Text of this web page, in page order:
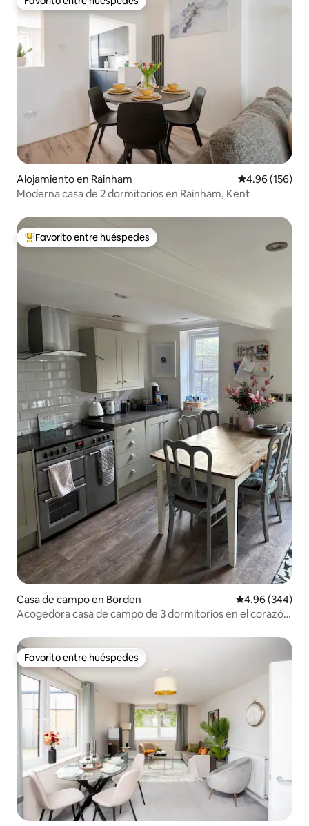
Favorito entre huéspedes
Alojamiento en Rainham Calificación
4.96 (156)
Moderna casa de 2 dormitorios en Rainham, Kent
Favorito entre huéspedes preferido
Favorito entre huéspedes
Casa de campo en Borden Calificación
4.96 (344)
Acogedora casa de campo de 3 dormitorios en el corazón
Favorito entre huéspedes
Favorito entre huéspedes